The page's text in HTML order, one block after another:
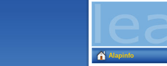
Alapinfo